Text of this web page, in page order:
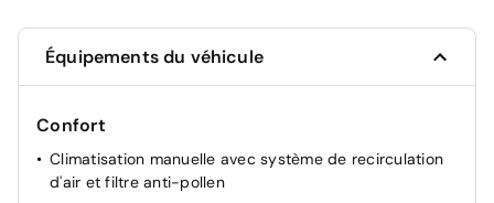
Équipements du véhicule
Confort
Climatisation manuelle avec système de recirculation
d'air et filtre anti-pollen